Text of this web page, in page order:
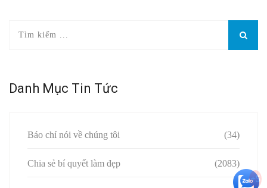
Danh Mục Tin Tức
Báo chí nói về chúng tôi (34)
Chia sẻ bí quyết làm đẹp (2083)
+5